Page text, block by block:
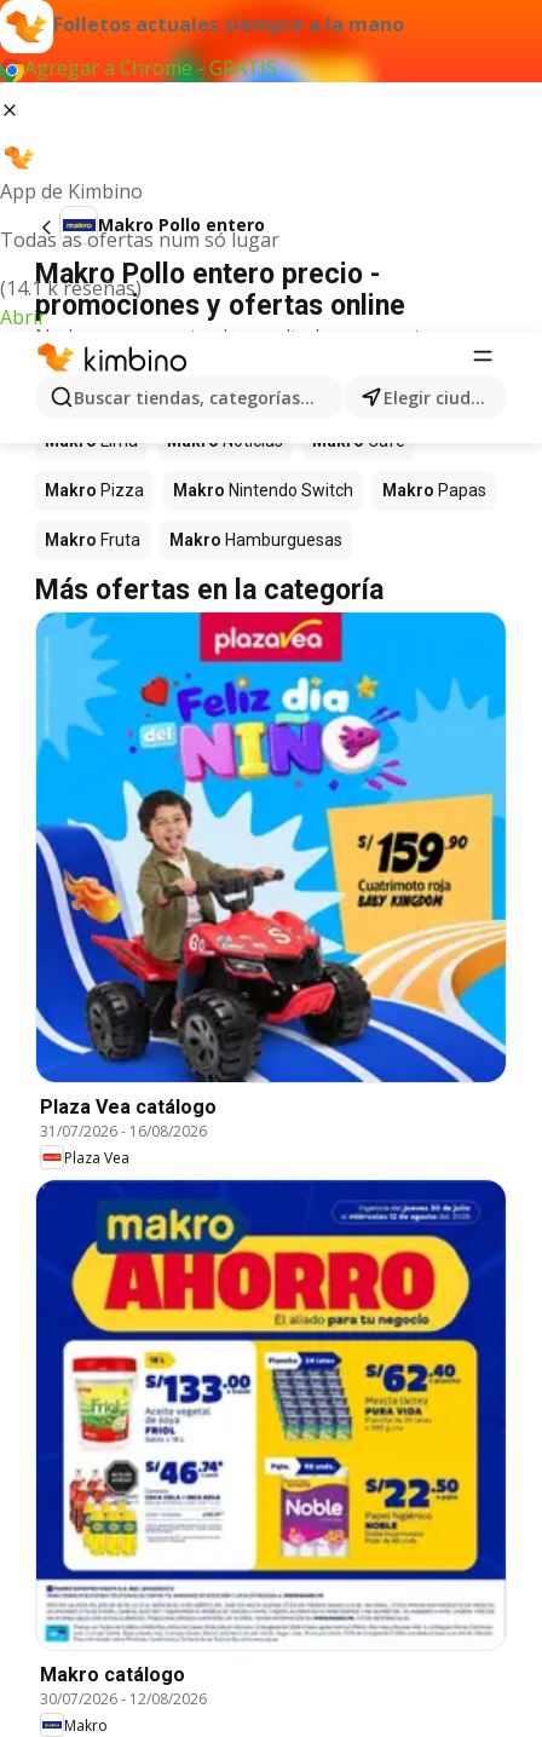
Folletos actuales siempre a la mano
Agregar a Chrome - GRATIS
App de Kimbino
Todas as ofertas num só lugar
(14.1 k reseñas)
Abrir
Buscar tiendas, categorías, productos... Elegir ciudad
Makro Pollo entero
Makro Pollo entero precio -
promociones y ofertas online
No hemos encontrado resultados para este
término.
Más productos en tiendas Makro
Makro Lima Makro Noticias Makro Café
Makro Pizza Makro Nintendo Switch Makro Papas
Makro Fruta Makro Hamburguesas
Más ofertas en la categoría
Plaza Vea catálogo
31/07/2026- 16/08/2026
Plaza Vea
Makro catálogo
30/07/2026- 12/08/2026
Makro